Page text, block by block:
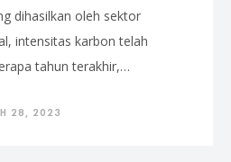
dihasilkan oleh sektor
intensitas karbon telah
tahun terakhir,…
28, 2023